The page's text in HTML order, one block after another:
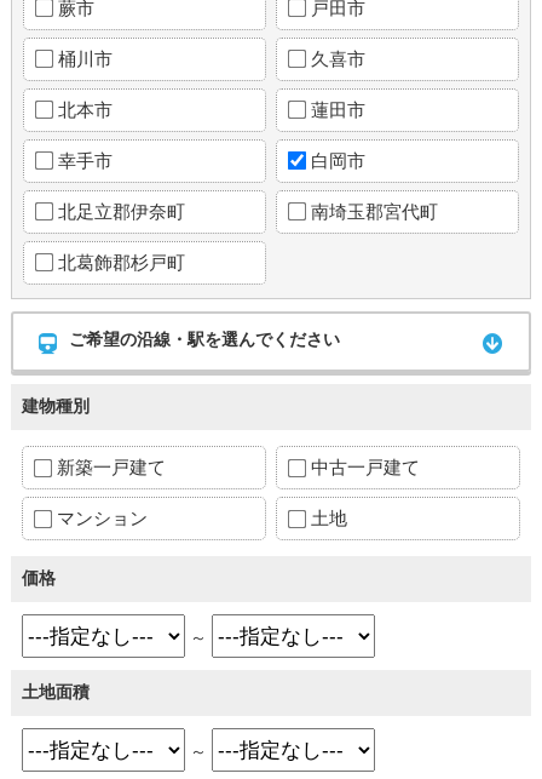
蕨市 戸田市
桶川市 久喜市
北本市 蓮田市
幸手市 白岡市
北足立郡伊奈町 南埼玉郡宮代町
北葛飾郡杉戸町
ご希望の沿線・駅を選んでください
建物種別
新築一戸建て 中古一戸建て
マンション 土地
価格
～
土地面積
～